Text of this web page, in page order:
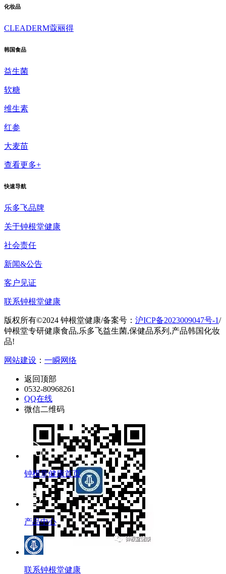
化妆品
CLEADERM蔻丽得
韩国食品
益生菌
软糖
维生素
红参
大麦苗
查看更多+
快速导航
乐多飞品牌
关于钟根堂健康
社会责任
新闻&公告
客户见证
联系钟根堂健康
版权所有©2024 钟根堂健康/备案号： 沪ICP备2023009047号-1/
钟根堂专研健康食品,乐多飞益生菌,保健品系列,产品韩国化妆
品!
网站建设 ： 一瞬网络
返回顶部
0532-80968261
QQ在线
微信二维码
钟根堂健康首页
产品中心
联系钟根堂健康